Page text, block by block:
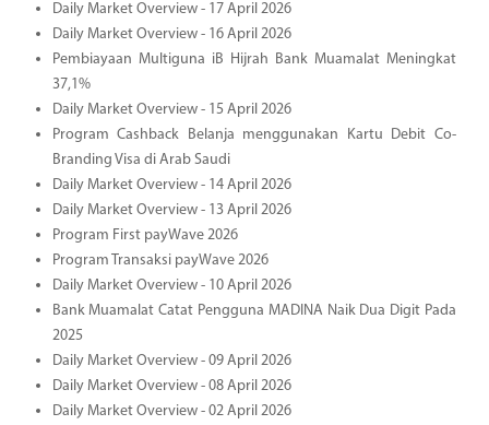
Daily Market Overview - 17 April 2026
Daily Market Overview - 16 April 2026
Pembiayaan Multiguna iB Hijrah Bank Muamalat Meningkat
37,1%
Daily Market Overview - 15 April 2026
Program Cashback Belanja menggunakan Kartu Debit Co-
Branding Visa di Arab Saudi
Daily Market Overview - 14 April 2026
Daily Market Overview - 13 April 2026
Program First payWave 2026
Program Transaksi payWave 2026
Daily Market Overview - 10 April 2026
Bank Muamalat Catat Pengguna MADINA Naik Dua Digit Pada
2025
Daily Market Overview - 09 April 2026
Daily Market Overview - 08 April 2026
Daily Market Overview - 02 April 2026